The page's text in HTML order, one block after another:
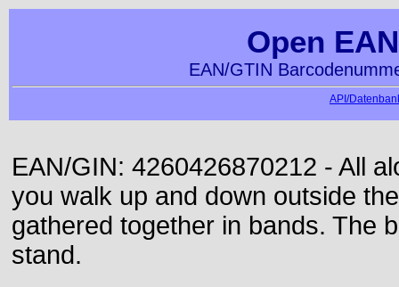
Open
EAN/GTIN
API/
EAN/GIN: 4260426870212 - All
you walk up and down outside
gathered together in bands. The
stand.